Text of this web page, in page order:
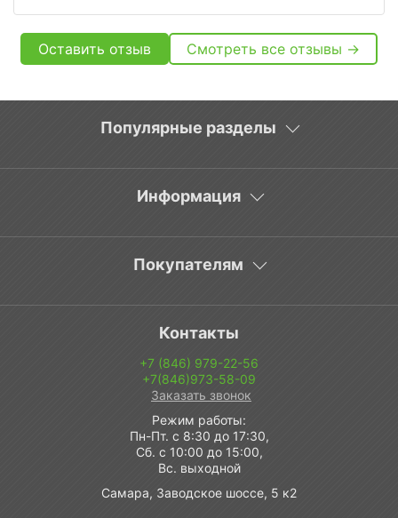
Оставить отзыв Смотреть все отзывы →
Популярные разделы
Информация
Покупателям
Контакты
+7 (846) 979-22-56
+7(846)973-58-09
Заказать звонок
Режим работы:
Пн-Пт. с 8:30 до 17:30,
Сб. с 10:00 до 15:00,
Вс. выходной
Самара, Заводское шоссе, 5 к2